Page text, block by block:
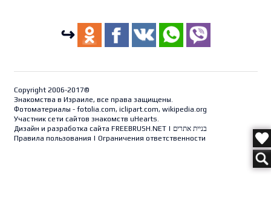
↪
Copyright 2006-2017©
Знакомства в Израиле, все права защищены.
Фотоматериалы - fotolia.com, iclipart.com, wikipedia.org
Участник сети сайтов знакомств uHearts.
Дизайн и разработка сайта FREEBRUSH.NET| בניית אתרים
Правила пользования | Ограничения ответственности